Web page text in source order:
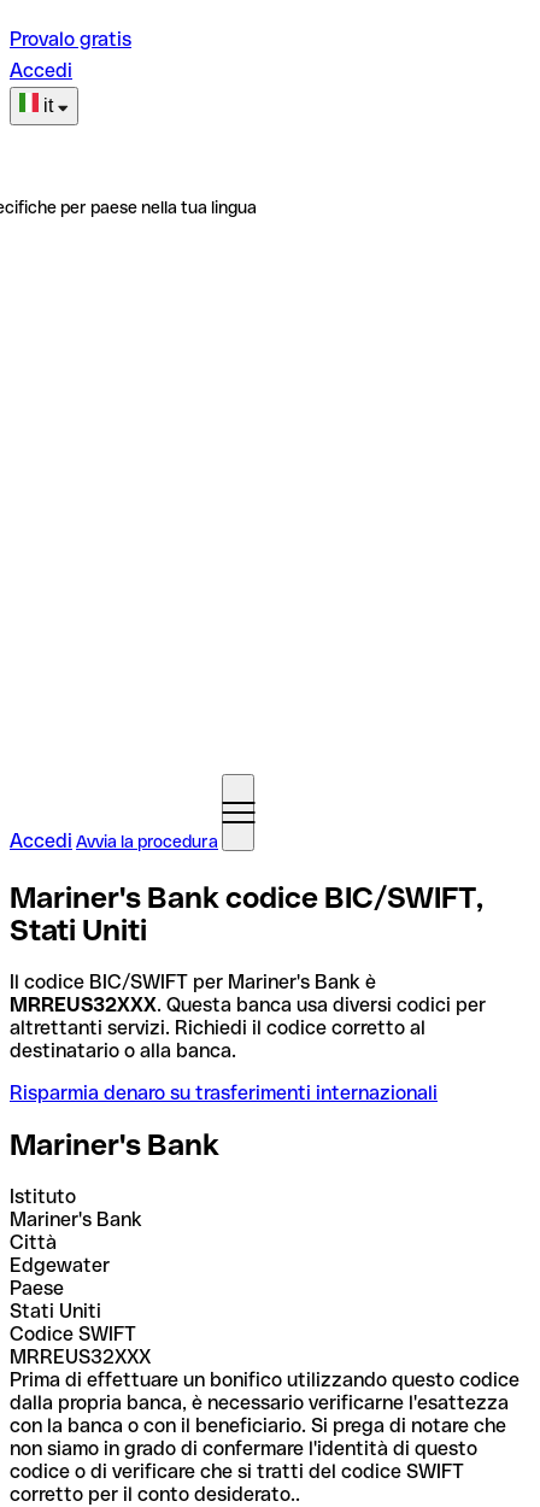
Provalo gratis
Accedi
it
per paese nella tua lingua
Accedi Avvia la procedura
Mariner's Bank codice BIC/SWIFT,
Stati Uniti
Il codice BIC/SWIFT per Mariner's Bank è
MRREUS32XXX. Questa banca usa diversi codici per
altrettanti servizi. Richiedi il codice corretto al
destinatario o alla banca.
Risparmia denaro su trasferimenti internazionali
Mariner's Bank
Istituto
Mariner's Bank
Città
Edgewater
Paese
Stati Uniti
Codice SWIFT
MRREUS32XXX
Prima di effettuare un bonifico utilizzando questo codice
dalla propria banca, è necessario verificarne l'esattezza
con la banca o con il beneficiario. Si prega di notare che
non siamo in grado di confermare l'identità di questo
codice o di verificare che si tratti del codice SWIFT
corretto per il conto desiderato..